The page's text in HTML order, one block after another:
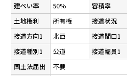
建ぺい率 50% 容積率
土地権利
所有権 接道状況
接道方向1
北西
接道間口1
接道種別1
公道 接道幅員1
国土法届出
不要